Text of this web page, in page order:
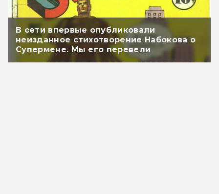
В сети впервые опубликовали
неизданное стихотворение Набокова о
Супермене. Мы его перевели